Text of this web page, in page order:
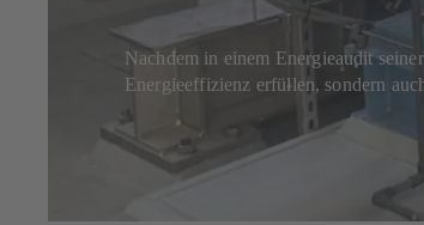
Nachdem in einem Energieaudit
Energieeffizienz erfüllen, sondern